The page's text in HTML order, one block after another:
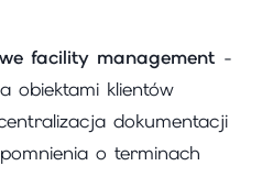
facility management -
obiektami klientów
dokumentacji
o terminach